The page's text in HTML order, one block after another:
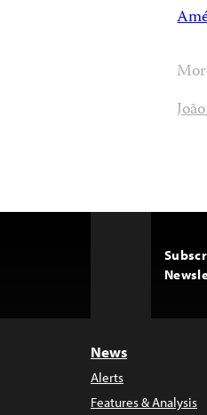
News
Alerts
Features & Analysis